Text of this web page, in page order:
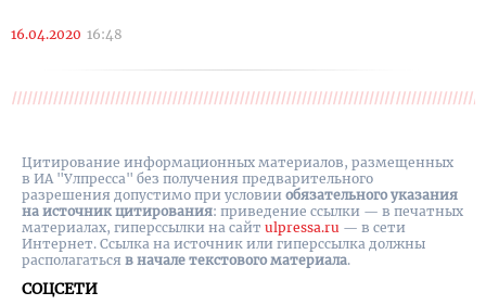
16.04.2020 16:48
СОЦСЕТИ
Цитирование информационных материалов, размещенных
в ИА "Улпресса" без получения предварительного
разрешения допустимо при условии обязательного указания
на источник цитирования: приведение ссылки — в печатных
материалах, гиперссылки на cайт ulpressa.ru — в сети
Интернет. Ссылка на источник или гиперссылка должны
располагаться в начале текстового материала.